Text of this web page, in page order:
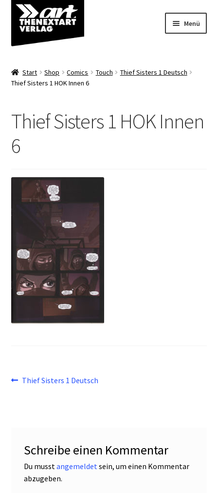
Zur
Navigation
springen
Zum
Inhalt
springen
Menü
Shop
Start Shop Comics Touch
Thief Sisters 1 Deutsch
Thief Sisters 1 HOK Innen 6
Thief Sisters 1 HOK Innen
6
Beitragsnavigation
Vorheriger
Thief Sisters 1 Deutsch
Schreibe einen Kommentar
Du musst angemeldet sein, um einen Kommentar
abzugeben.